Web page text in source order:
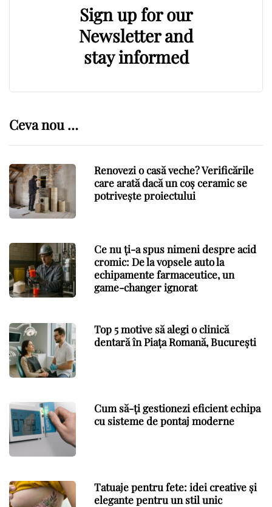
Sign up for our
Newsletter and
stay informed
Ceva nou …
Renovezi o casă veche? Verificările
care arată dacă un coș ceramic se
potrivește proiectului
Ce nu ți-a spus nimeni despre acid
cromic: De la vopsele auto la
echipamente farmaceutice, un
game-changer ignorat
Top 5 motive să alegi o clinică
dentară în Piața Romană, București
Cum să-ți gestionezi eficient echipa
cu sisteme de pontaj moderne
Tatuaje pentru fete: idei creative și
elegante pentru un stil unic